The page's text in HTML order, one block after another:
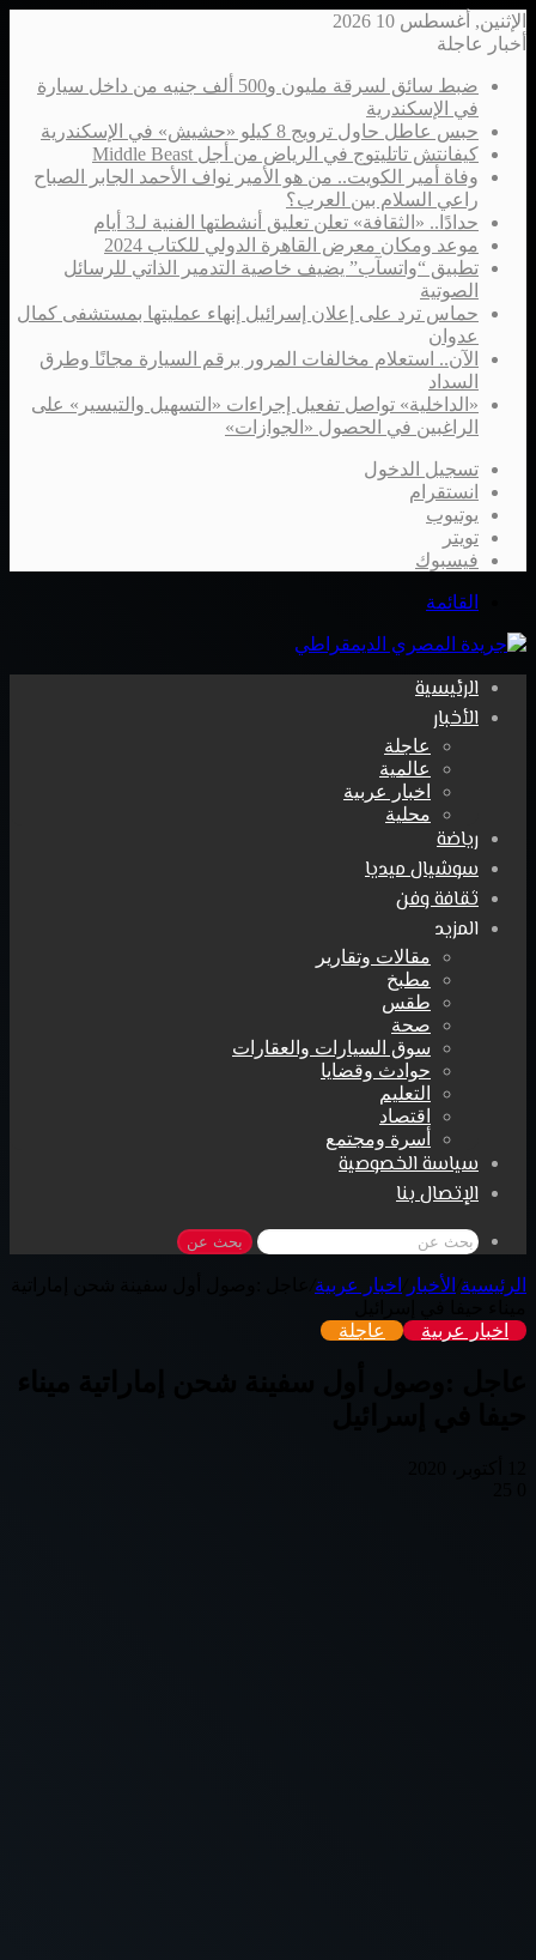
الإثنين, أغسطس 10 2026
أخبار عاجلة
ضبط سائق لسرقة مليون و500 ألف جنيه من داخل سيارة
في الإسكندرية
حبس عاطل حاول ترويج 8 كيلو «حشيش» في الإسكندرية
كيفانتش تاتليتوج في الرياض من أجل Middle Beast
وفاة أمير الكويت.. من هو الأمير نواف الأحمد الجابر الصباح
راعي السلام بين العرب؟
حدادًا.. «الثقافة» تعلن تعليق أنشطتها الفنية لـ3 أيام
موعد ومكان معرض القاهرة الدولي للكتاب 2024
تطبيق “واتسآب” يضيف خاصية التدمير الذاتي للرسائل
الصوتية
حماس ترد على إعلان إسرائيل إنهاء عمليتها بمستشفى كمال
عدوان
الآن.. استعلام مخالفات المرور برقم السيارة مجانًا وطرق
السداد
«الداخلية» تواصل تفعيل إجراءات «التسهيل والتيسير» على
الراغبين في الحصول «الجوازات»
تسجيل الدخول
انستقرام
يوتيوب
تويتر
فيسبوك
القائمة
الرئيسية
الأخبار
عاجلة
عالمية
اخبار عربية
محلية
رياضة
سوشيال ميديا
ثقافة وفن
المزيد
مقالات وتقارير
مطبخ
طقس
صحة
سوق السيارات والعقارات
حوادث وقضايا
التعليم
اقتصاد
أسرة ومجتمع
سياسة الخصوصية
الإتصال بنا
بحث عن
الرئيسية الأخبار اخبار عربية
اخبار عربية
عاجلة